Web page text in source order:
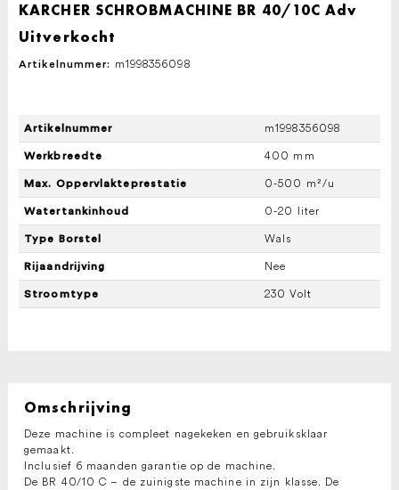
KARCHER SCHROBMACHINE BR 40/10C Adv
Uitverkocht
Artikelnummer: m1998356098
Artikelnummer m1998356098
Werkbreedte 400 mm
Max. Oppervlakteprestatie 0-500 m²/u
Watertankinhoud 0-20 liter
Type Borstel Wals
Rijaandrijving Nee
Stroomtype 230 Volt
Omschrijving
Deze machine is compleet nagekeken en gebruiksklaar
gemaakt.
Inclusief 6 maanden garantie op de machine.
De BR 40/10 C – de zuinigste machine in zijn klasse. De